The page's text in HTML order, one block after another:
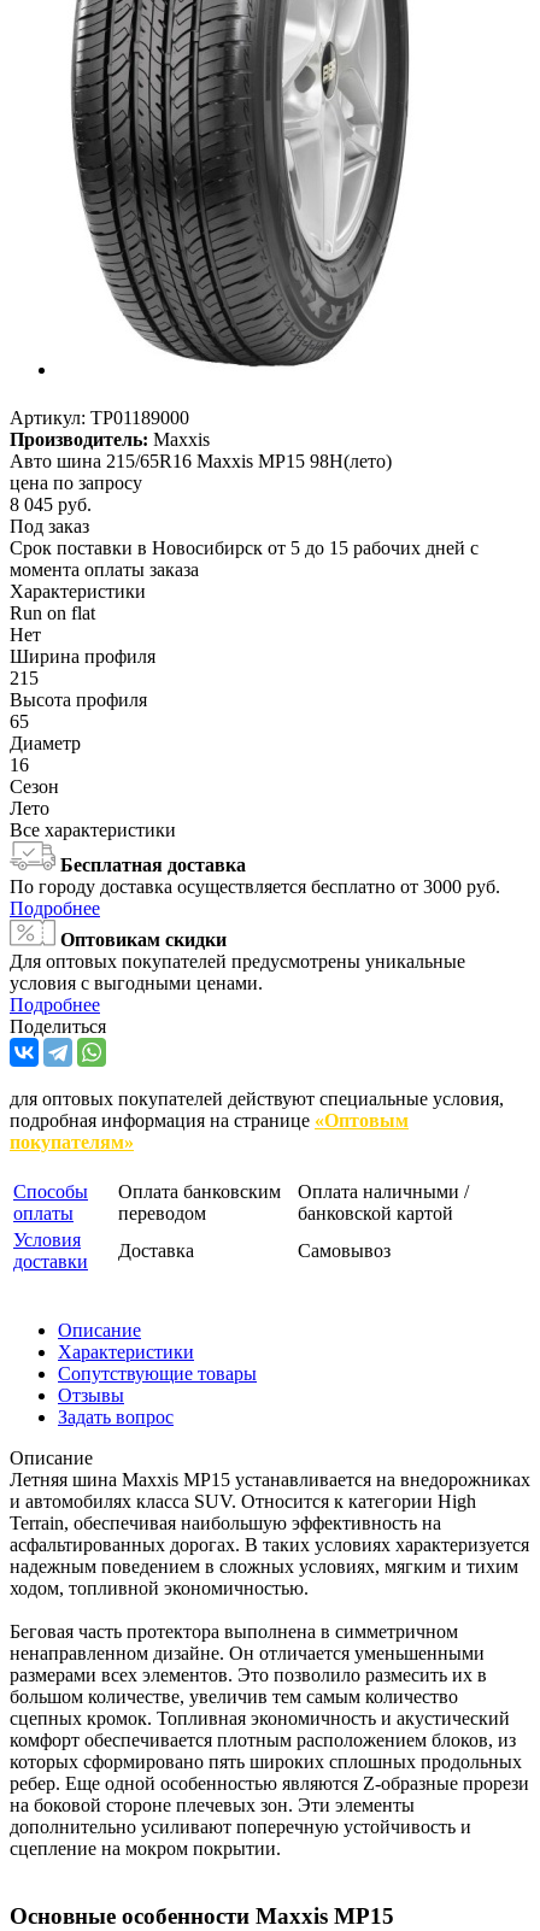
Артикул: TP01189000
Производитель: Maxxis
Авто шина 215/65R16 Maxxis MP15 98H(лето)
цена по запросу
8 045 руб.
Под заказ
Срок поставки в Новосибирск от 5 до 15 рабочих дней с
момента оплаты заказа
Характеристики
Run on flat
Нет
Ширина профиля
215
Высота профиля
65
Диаметр
16
Сезон
Лето
Все характеристики
Бесплатная доставка
По городу доставка осуществляется бесплатно от 3000 руб.
Подробнее
Оптовикам скидки
Для оптовых покупателей предусмотрены уникальные
условия с выгодными ценами.
Подробнее
Поделиться
для оптовых покупателей действуют специальные условия,
подробная информация на странице «Оптовым
покупателям»
Способы
оплаты
Оплата банковским
переводом
Оплата наличными /
банковской картой
Условия
доставки
Доставка Самовывоз
Описание
Характеристики
Сопутствующие товары
Отзывы
Задать вопрос
Описание
Летняя шина Maxxis MP15 устанавливается на внедорожниках
и автомобилях класса SUV. Относится к категории High
Terrain, обеспечивая наибольшую эффективность на
асфальтированных дорогах. В таких условиях характеризуется
надежным поведением в сложных условиях, мягким и тихим
ходом, топливной экономичностью.
Беговая часть протектора выполнена в симметричном
ненаправленном дизайне. Он отличается уменьшенными
размерами всех элементов. Это позволило размесить их в
большом количестве, увеличив тем самым количество
сцепных кромок. Топливная экономичность и акустический
комфорт обеспечивается плотным расположением блоков, из
которых сформировано пять широких сплошных продольных
ребер. Еще одной особенностью являются Z-образные прорези
на боковой стороне плечевых зон. Эти элементы
дополнительно усиливают поперечную устойчивость и
сцепление на мокром покрытии.
Основные особенности Maxxis MP15